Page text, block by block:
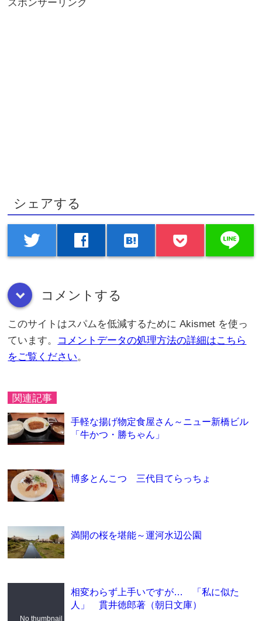
スポンサーリンク
シェアする
twitter facebook hatenabookmark line
down コメントする
このサイトはスパムを低減するために Akismet を使っ
ています。 コメントデータの処理方法の詳細はこちら
をご覧ください。
関連記事
手軽な揚げ物定食屋さん～ニュー新橋ビル
「牛かつ・勝ちゃん」
博多とんこつ 三代目てらっちょ
満開の桜を堪能～運河水辺公園
No thumbnail
相変わらず上手いですが… 「私に似た
人」 貫井徳郎著（朝日文庫）